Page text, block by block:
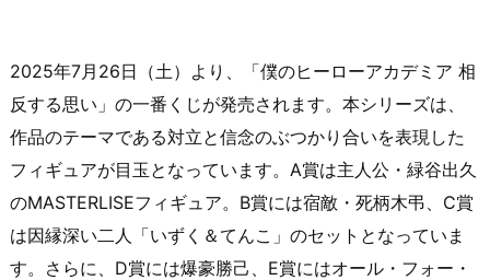
2025年7月26日（土）より、「僕のヒーローアカデミア 相
反する思い」の一番くじが発売されます。本シリーズは、
作品のテーマである対立と信念のぶつかり合いを表現した
フィギュアが目玉となっています。A賞は主人公・緑谷出久
のMASTERLISEフィギュア。B賞には宿敵・死柄木弔、C賞
は因縁深い二人「いずく＆てんこ」のセットとなっていま
す。さらに、D賞には爆豪勝己、E賞にはオール・フォー・